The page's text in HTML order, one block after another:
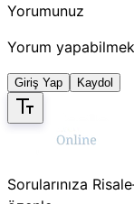
Yorumunuz
Yorum
Giriş Yap Kaydol
Sorularınıza